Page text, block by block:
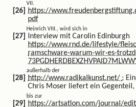
VII.
https://
pdf
Heinrich VIII., wird sich in
Interview mit Carolin Edinburgh
https://www.rnd.de/lifestyle/
ramschware-warum-wir-es-
außerhalb der
http://www.radikalkunst.net/;
Chris Moser liefert ein Gegenteil,
bis zur
https://artsation.com/journal/